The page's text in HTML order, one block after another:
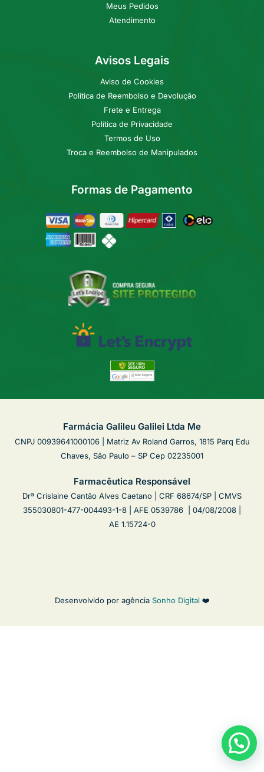
Meus Pedidos
Atendimento
Avisos Legais
Aviso de Cookies
Política de Reembolso e Devolução
Frete e Entrega
Política de Privacidade
Termos de Uso
Troca e Reembolso de Manipulados
Formas de Pagamento
Farmácia Galileu Galilei Ltda Me
CNPJ 00939641000106 | Matriz Av Roland Garros, 1815 Parq Edu
Chaves, São Paulo – SP Cep 02235001
Farmacêutica Responsável
Drª Crislaine Cantão Alves Caetano | CRF 68674/SP | CMVS
355030801-477-004493-1-8 | AFE 0539786 | 04/08/2008 |
AE 1.15724-0
Desenvolvido por agência Sonho Digital❤️